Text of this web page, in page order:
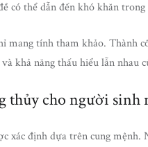
có thể dẫn đến khó khăn
mang tính tham khảo. Thành
khả năng thấu hiểu lẫn nhau
thủy cho người sinh
xác định dựa trên cung mệnh.